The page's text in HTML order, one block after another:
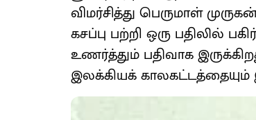
விமர்சித்து பெருமாள்
கசப்பு பற்றி ஒரு பதிலில்
உணர்த்தும் பதிவாக
இலக்கியக் காலகட்டத்தையும்